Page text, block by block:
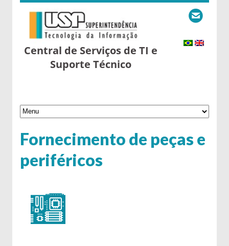
Central de Serviços de TI e
Suporte Técnico
Fornecimento de peças e
periféricos